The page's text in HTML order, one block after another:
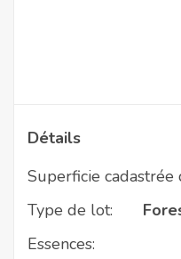
Détails
Superficie cadastrée
Type de lot:
Essences: